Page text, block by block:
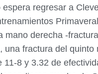
espera regresar a
mano derecha -
una fractura del
11-8 y 3.32 de